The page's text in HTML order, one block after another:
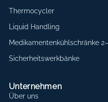
Thermocycler
Liquid Handling
Medikamentenkühlschränke
Sicherheitswerkbänke
Unternehmen
Über uns